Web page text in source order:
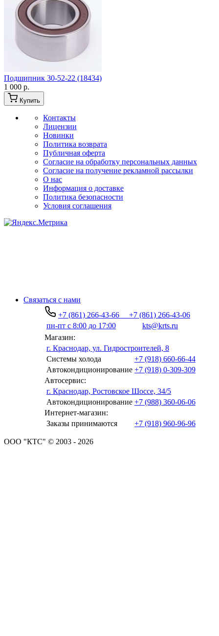
Подшипник 30-52-22 (18434)
1 000 р.
Купить
Контакты
Лицензии
Новинки
Политика возврата
Публичная оферта
Согласие на обработку персональных данных
Согласие на получение рекламной рассылки
О нас
Информация о доставке
Политика безопасности
Условия соглашения
Связаться с нами
+7 (861) 266-43-66
+7 (861) 266-43-06
пн-пт с 8:00 до 17:00
kts@krts.ru
Магазин:
г. Краснодар, ул. Гидростроителей, 8
Системы холода
+7 (918) 660-66-44
Автокондиционирование +7 (918) 0-309-309
Автосервис:
г. Краснодар, Ростовское Шоссе, 34/5
Автокондиционирование +7 (988) 360-06-06
Интернет-магазин:
Заказы принимаются
+7 (918) 960-96-96
ООО "КТС" © 2003 - 2026